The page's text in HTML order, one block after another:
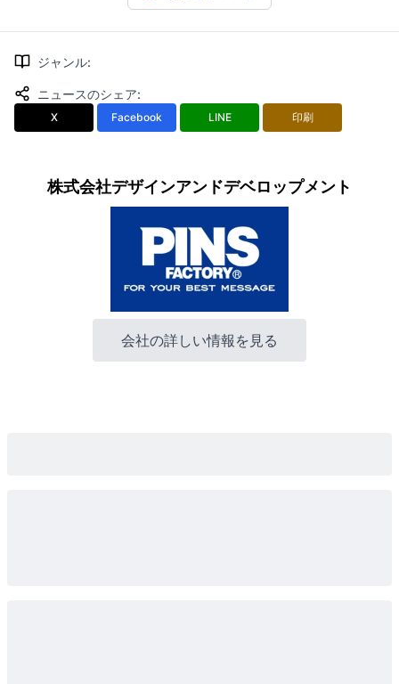
ジャンル:
ニュースのシェア:
X Facebook LINE 印刷
株式会社デザインアンドデベロップメント
会社の詳しい情報を見る